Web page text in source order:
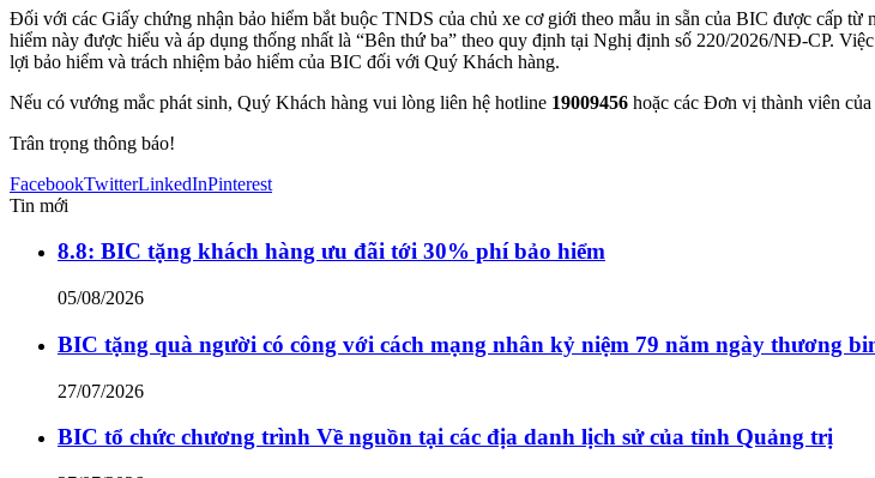
Đối với các Giấy chứng nhận bảo hiểm bắt buộc TNDS của chủ xe cơ giới theo mẫu in sẵn của BIC được cấp
hiểm này được hiểu và áp dụng thống nhất là “Bên thứ ba” theo quy định tại Nghị định số 220/2026/NĐ-CP.
lợi bảo hiểm và trách nhiệm bảo hiểm của BIC đối với Quý Khách hàng.
Nếu có vướng mắc phát sinh, Quý Khách hàng vui lòng liên hệ hotline 19009456 hoặc các Đơn vị thành viên
Trân trọng thông báo!
FacebookTwitterLinkedInPinterest
Tin mới
8.8: BIC tặng khách hàng ưu đãi tới 30% phí bảo hiểm
05/08/2026
BIC tặng quà người có công với cách mạng nhân kỷ niệm 79 năm ngày thương
27/07/2026
BIC tổ chức chương trình Về nguồn tại các địa danh lịch sử của tỉnh Quảng trị